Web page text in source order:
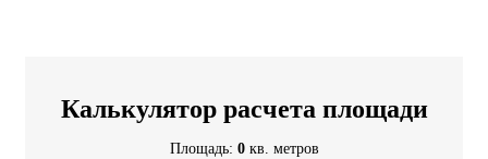
Калькулятор расчета площади
Площадь: 0 кв. метров